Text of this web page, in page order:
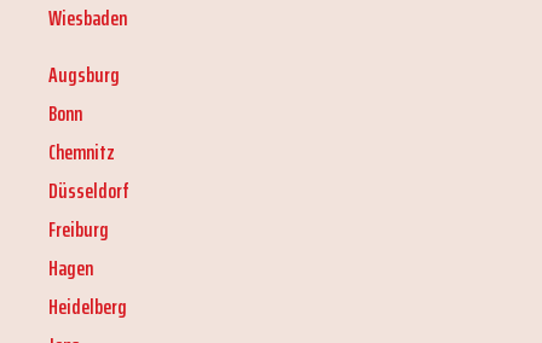
Wiesbaden
Augsburg
Bonn
Chemnitz
Düsseldorf
Freiburg
Hagen
Heidelberg